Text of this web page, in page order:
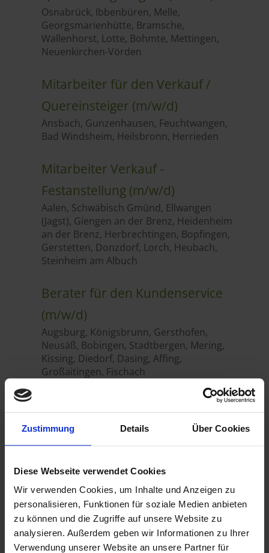
Zustimmung Details Über Cookies
Diese Webseite verwendet Cookies
Wir verwenden Cookies, um Inhalte und Anzeigen zu
personalisieren, Funktionen für soziale Medien anbieten
zu können und die Zugriffe auf unsere Website zu
analysieren. Außerdem geben wir Informationen zu Ihrer
Verwendung unserer Website an unsere Partner für